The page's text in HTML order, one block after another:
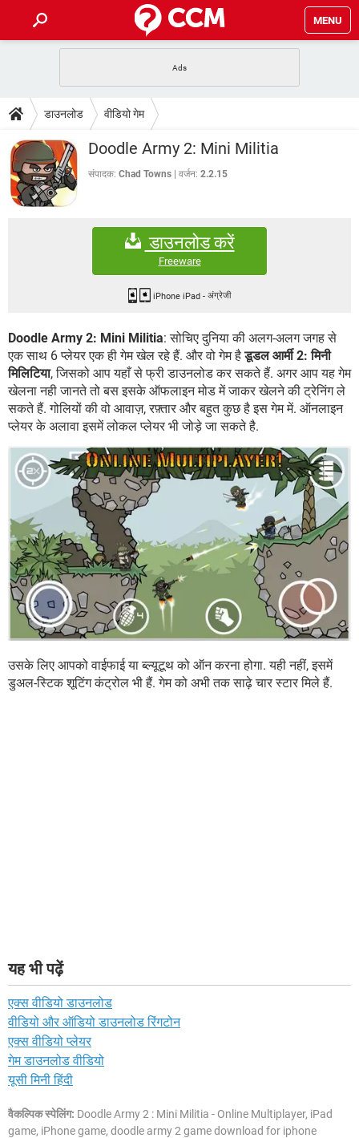
MENU
फोन पर अकाउंट बैलेंस चेक
WhatsApp Hack हो गया? Lucky Patcher यूज करें
टेक-स्पेशल
2020 के फ्री एंटीवायरस
बेस्ट फ्री ऑनलाइन गेम्स
डाउनलोड
Vidmate PUBG Mobile
WhatsRemoved+
FORUM
कंप्यूटर बस
डाउनलोड वीडियो गेम
Doodle Army 2: Mini Militia
संपादक: Chad Towns वर्जन: 2.2.15
डाउनलोड करें
Freeware
iPhone iPad - अंग्रेजी
Doodle Army 2: Mini Militia: सोचिए दुनिया की अलग-अलग जगह से
एक साथ 6 प्लेयर एक ही गेम खेल रहे हैं. और वो गेम हैडूडल आर्मी 2: मिनी
मिलिटिया, जिसको आप यहाँ से फ्री डाउनलोड कर सकते हैं. अगर आप यह गेम
खेलना नही जानते तो बस इसके ऑफलाइन मोड में जाकर खेलने की ट्रेनिंग ले
सकते हैं. गोलियों की वो आवाज़, रफ़्तार और बहुत कुछ है इस गेम में. ऑनलाइन
प्लेयर के अलावा इसमें लोकल प्लेयर भी जोड़े जा सकते है.
उसके लिए आपको वाईफाई या ब्ल्यूटूथ को ऑन करना होगा. यही नहीं, इसमें
डुअल-स्टिक शूटिंग कंट्रोल भी हैं. गेम को अभी तक साढ़े चार स्टार मिले हैं.
यह भी पढ़ें
एक्स वीडियो डाउनलोड
वीडियो और ऑडियो डाउनलोड रिंगटोन
एक्स वीडियो प्लेयर
गेम डाउनलोड वीडियो
यूसी मिनी हिंदी
वैकल्पिक स्पेलिंग: Doodle Army 2 : Mini Militia - Online Multiplayer, iPad
game, iPhone game, doodle army 2 game download for iphone